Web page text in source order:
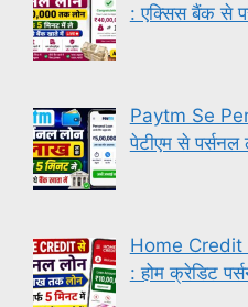
: एक्सिस बैंक से
Paytm Se
पेटीएम से
Home Credit
: होम क्रेडिट